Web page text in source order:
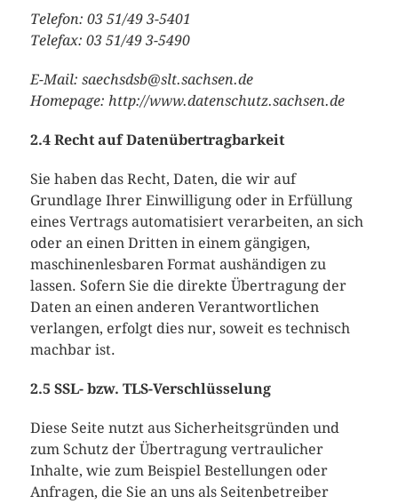
Telefon: 03 51/49 3-5401
Telefax: 03 51/49 3-5490
E-Mail: saechsdsb@slt.sachsen.de
Homepage: http://www.datenschutz.sachsen.de
2.4 Recht auf Datenübertragbarkeit
Sie haben das Recht, Daten, die wir auf
Grundlage Ihrer Einwilligung oder in Erfüllung
eines Vertrags automatisiert verarbeiten, an sich
oder an einen Dritten in einem gängigen,
maschinenlesbaren Format aushändigen zu
lassen. Sofern Sie die direkte Übertragung der
Daten an einen anderen Verantwortlichen
verlangen, erfolgt dies nur, soweit es technisch
machbar ist.
2.5 SSL- bzw. TLS-Verschlüsselung
Diese Seite nutzt aus Sicherheitsgründen und
zum Schutz der Übertragung vertraulicher
Inhalte, wie zum Beispiel Bestellungen oder
Anfragen, die Sie an uns als Seitenbetreiber